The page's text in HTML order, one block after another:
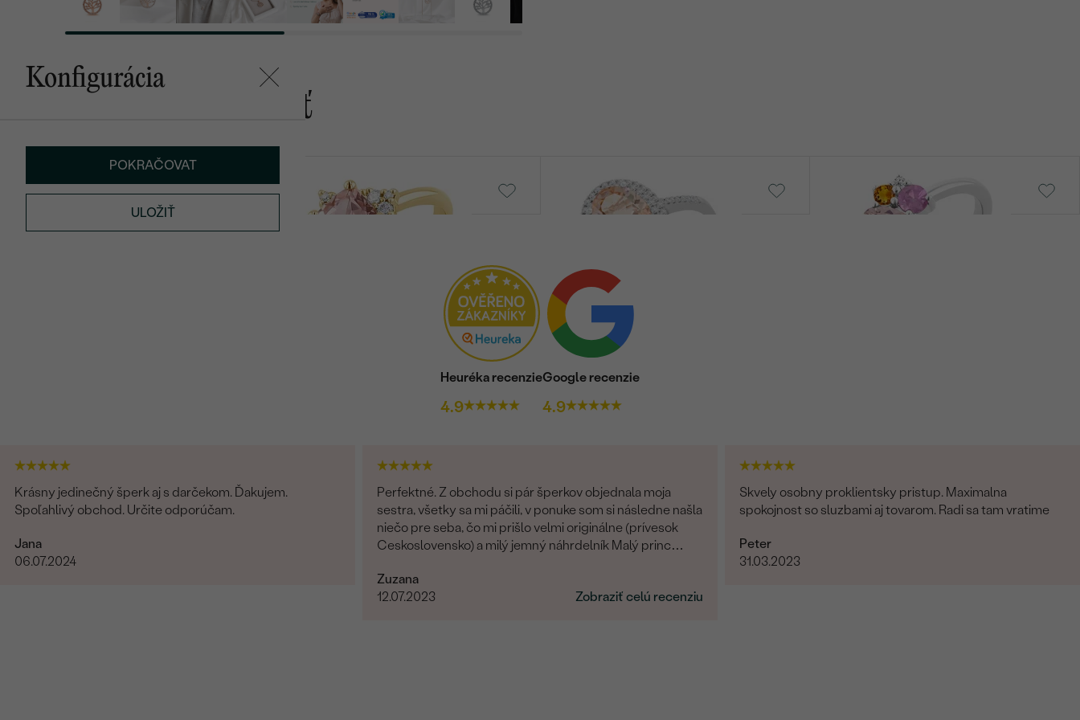
Konfigurácia
POKRAČOVAT
ULOŽIŤ
Mohlo by sa vám páčiť
od € 889 od € 1 399 od € 2 229 od € 889
Heuréka recenzie
4.9
Google recenzie
4.9
Krásny jedinečný šperk aj s darčekom. Ďakujem.
Spoľahlivý obchod. Určite odporúčam.
Jana
06.07.2024
Perfektné. Z obchodu si pár šperkov objednala moja
sestra, všetky sa mi páčili, v ponuke som si následne našla
niečo pre seba, čo mi prišlo velmi originálne (prívesok
Ceskoslovensko) a milý jemný náhrdelník Malý princ
Obchod a tovar odporúčam, kto hladá šperk, urcite si
nájde to svoje.
Zuzana
12.07.2023
Zobraziť celú recenziu
Skvely osobny proklientsky pristup. Maximalna
spokojnost so sluzbami aj tovarom. Radi sa tam vratime
Peter
31.03.2023